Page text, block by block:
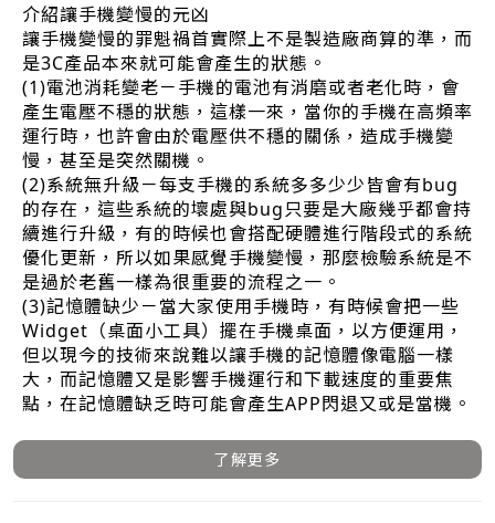
介紹讓手機變慢的元凶
讓手機變慢的罪魁禍首實際上不是製造廠商算的準，而
是3C產品本來就可能會產生的狀態。
(1)電池消耗變老－手機的電池有消磨或者老化時，會
產生電壓不穩的狀態，這樣一來，當你的手機在高頻率
運行時，也許會由於電壓供不穩的關係，造成手機變
慢，甚至是突然關機。
(2)系統無升級－每支手機的系統多多少少皆會有bug
的存在，這些系統的壞處與bug只要是大廠幾乎都會持
續進行升級，有的時候也會搭配硬體進行階段式的系統
優化更新，所以如果感覺手機變慢，那麼檢驗系統是不
是過於老舊一樣為很重要的流程之一。
(3)記憶體缺少－當大家使用手機時，有時候會把一些
Widget（桌面小工具）擺在手機桌面，以方便運用，
但以現今的技術來說難以讓手機的記憶體像電腦一樣
大，而記憶體又是影響手機運行和下載速度的重要焦
點，在記憶體缺乏時可能會產生APP閃退又或是當機。
了解更多